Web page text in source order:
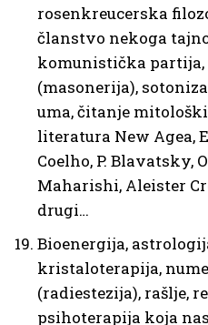
rosenkreucerska
članstvo nekoga
komunistička partija,
(masonerija),
uma, čitanje
literatura New Agea,
Coelho, P. Blavatsky,
Maharishi, Aleister
drugi…
Bioenergija,
kristaloterapija,
(radiestezija), rašlje,
psihoterapija koja